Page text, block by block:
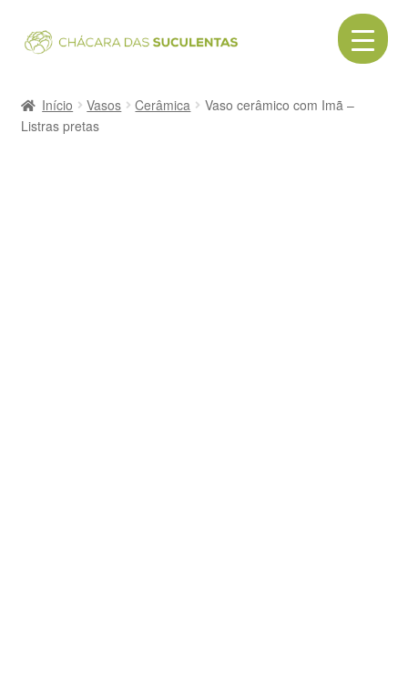
Pular
para
Pular
para
conteúdo
Acessórios
Início Vasos Cerâmica
Vaso cerâmico com Imã –
Listras pretas